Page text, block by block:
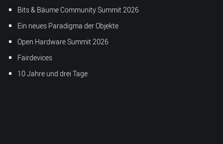
Bits & Bäume Community Summit 2026
Ein neues Paradigma der Objekte
Open Hardware Summit 2026
Fairdevices
10 Jahre und drei Tage